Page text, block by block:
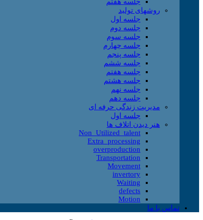
روشهای تولید
جلسه اول
جلسه دوم
جلسه سوم
جلسه چهارم
جلسه پنجم
جلسه ششم
جلسه هفتم
جلسه هشتم
جلسه نهم
جلسه دهم
مدیریت زندگی حرفه ای
جلسه اول
هنر دیدن اتلاف ها
Non_Utilized_talent
Extra_processing
overproduction
Transportation
Movement
invertory
Waiting
defects
Motion
تماس با ما